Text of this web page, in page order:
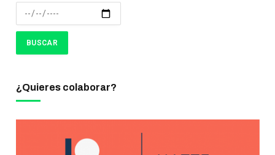
¿Quieres colaborar?